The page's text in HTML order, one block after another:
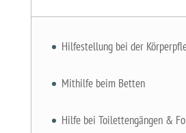
Hilfestellung bei der
Mithilfe beim Betten
Hilfe bei Toilettengängen &